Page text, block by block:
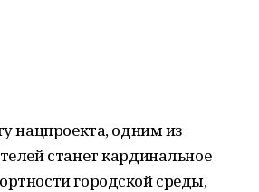
нацпроекта, одним из
станет кардинальное
городской среды,